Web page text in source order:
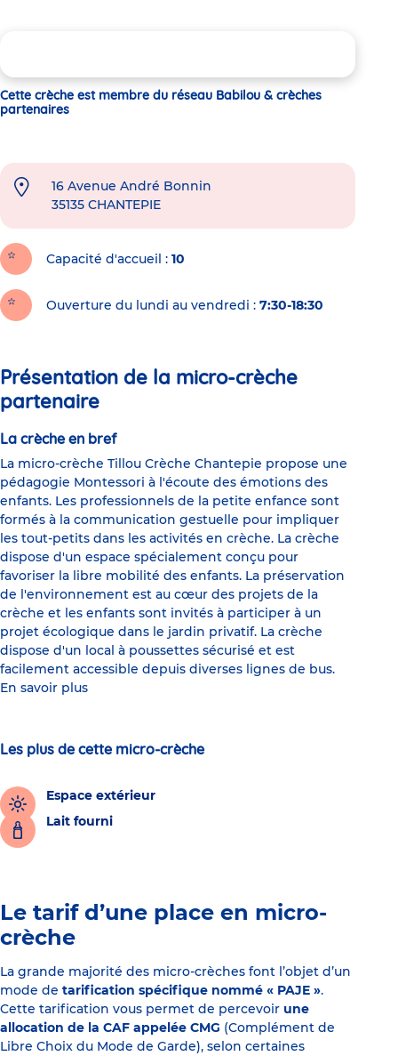
Cette crèche est membre du réseau Babilou & crèches
partenaires
16 Avenue André Bonnin
35135 CHANTEPIE
Capacité d'accueil 10
Ouverture du lundi au vendredi : 7:30-18:30
Présentation de la micro-crèche
partenaire
La crèche en bref
La micro-crèche Tillou Crèche Chantepie propose une
pédagogie Montessori à l'écoute des émotions des
enfants. Les professionnels de la petite enfance sont
formés à la communication gestuelle pour impliquer
les tout-petits dans les activités en crèche. La crèche
dispose d'un espace spécialement conçu pour
favoriser la libre mobilité des enfants. La préservation
de l'environnement est au cœur des projets de la
crèche et les enfants sont invités à participer à un
projet écologique dans le jardin privatif. La crèche
dispose d'un local à poussettes sécurisé et est
facilement accessible depuis diverses lignes de bus.
En savoir plus
Les plus de cette micro-crèche
Espace extérieur
Lait fourni
Le tarif d’une place en micro-
crèche
La grande majorité des micro-crèches font l’objet d’un
mode de tarification spécifique nommé « PAJE ».
Cette tarification vous permet de percevoir une
allocation de la CAF appelée CMG (Complément de
Libre Choix du Mode de Garde), selon certaines